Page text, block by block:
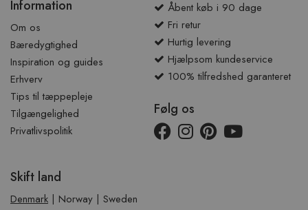
Information
Om os
Bæredygtighed
Inspiration og guides
Erhverv
Tips til tæppepleje
Tilgængelighed
Privatlivspolitik
Åbent køb i 90 dage
Fri retur
Hurtig levering
Hjælpsom kundeservice
100% tilfredshed garanteret
Følg os
Skift land
Denmark | Norway | Sweden